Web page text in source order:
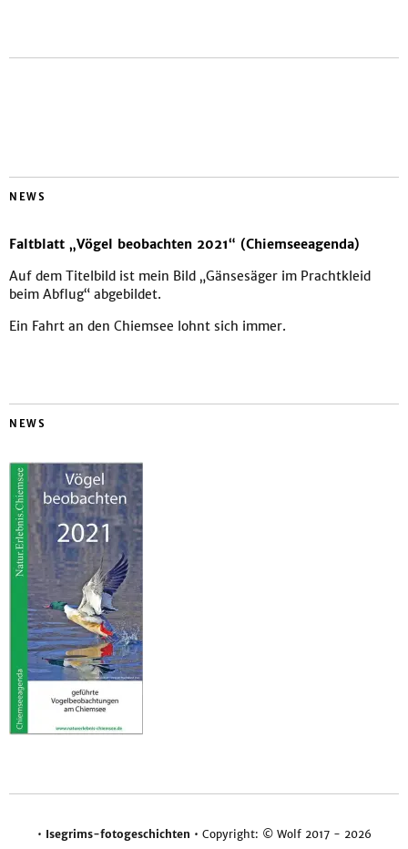
NEWS
Faltblatt „Vögel beobachten 2021“ (Chiemseeagenda)
Auf dem Titelbild ist mein Bild „Gänsesäger im Prachtkleid
beim Abflug“ abgebildet.
Ein Fahrt an den Chiemsee lohnt sich immer.
NEWS
• Isegrims-fotogeschichten • Copyright: © Wolf 2017 - 2026